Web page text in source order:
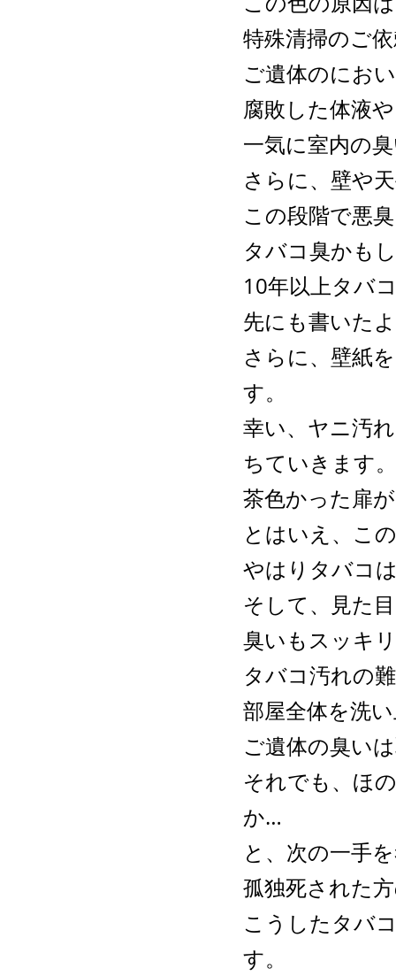
特殊清掃のご
ご遺体のにお
腐敗した体液
一気に室内の
さらに、壁や
この段階で悪
タバコ臭かも
10年以上タバ
先にも書いた
さらに、壁紙
す。
幸い、ヤニ汚
ちていきます。
茶色かった扉
とはいえ、こ
やはりタバコ
そして、見た
臭いもスッキ
タバコ汚れの
部屋全体を洗
ご遺体の臭い
それでも、ほ
か…
と、次の一手
孤独死された
こうしたタバ
す。